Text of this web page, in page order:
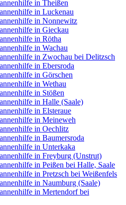
in Theißen
in Luckenau
in Nonnewitz
in Gieckau
in Rötha
in Wachau
in Zwochau bei Delitzsch
in Ebersroda
in Görschen
in Wethau
in Stößen
in Halle (Saale)
in Elsteraue
in Meineweh
in Oechlitz
in Baumersroda
in Unterkaka
in Freyburg (Unstrut)
in Peißen bei Halle, Saale
in Pretzsch bei Weißenfels
in Naumburg (Saale)
in Mertendorf bei